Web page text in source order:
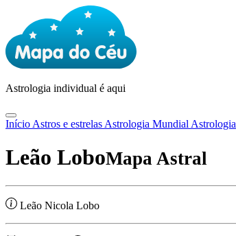
Astrologia individual é aqui
Início Astros e estrelas Astrologia Mundial Astrologia
Leão LoboMapa Astral
Leão Nicola Lobo